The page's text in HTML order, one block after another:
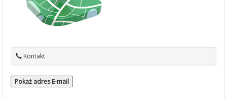
Kontakt
Pokaż adres E-mail